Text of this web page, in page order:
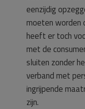
eenzijdig
moeten worden
heeft er toch
met de
sluiten zonder
verband met
ingrijpende
zijn.